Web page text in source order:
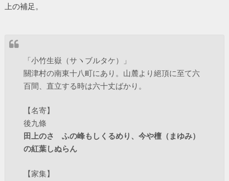
上の補足。
「小竹生嶽（サヽブルタケ）」
關津村の南東十八町にあり。山麓より絕頂に至て六
百間、直立する時は六十丈ばかり。
【名寄】
後九條
田上のさゝふの峰もしくるめり、今や檀（まゆみ）
の紅葉しぬらん
【家集】